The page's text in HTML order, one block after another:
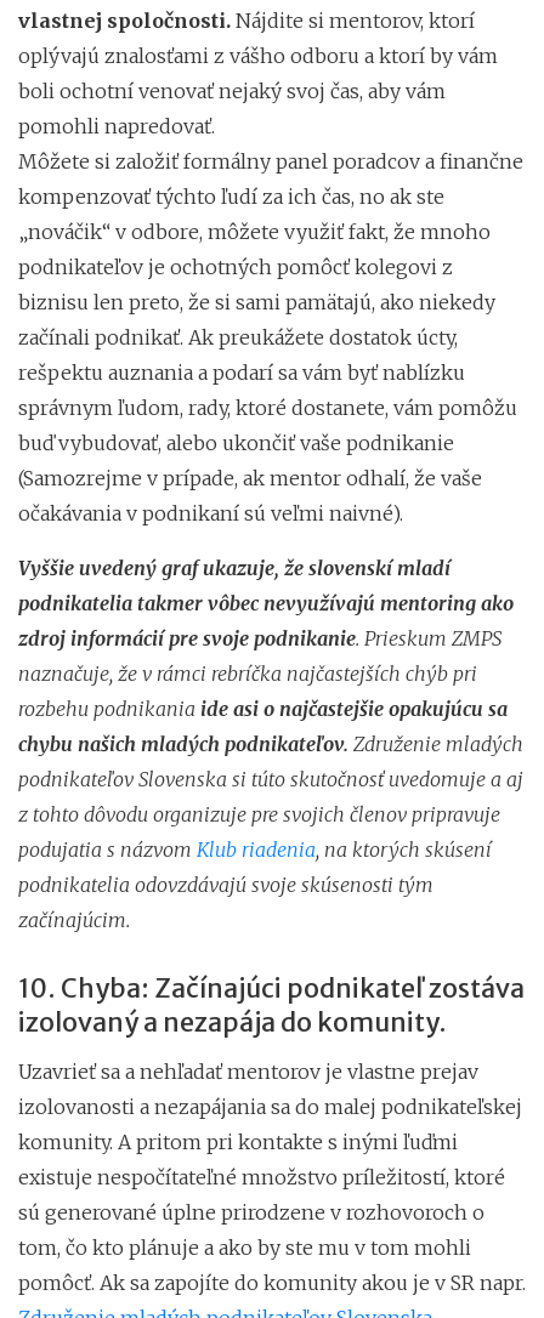
vlastnej spoločnosti. Nájdite si mentorov, ktorí
oplývajú znalosťami z vášho odboru a ktorí by vám
boli ochotní venovať nejaký svoj čas, aby vám
pomohli napredovať.
Môžete si založiť formálny panel poradcov a finančne
kompenzovať týchto ľudí za ich čas, no ak ste
„nováčik“ v odbore, môžete využiť fakt, že mnoho
podnikateľov je ochotných pomôcť kolegovi z
biznisu len preto, že si sami pamätajú, ako niekedy
začínali podnikať. Ak preukážete dostatok úcty,
rešpektu auznania a podarí sa vám byť nablízku
správnym ľudom, rady, ktoré dostanete, vám pomôžu
buď vybudovať, alebo ukončiť vaše podnikanie
(Samozrejme v prípade, ak mentor odhalí, že vaše
očakávania v podnikaní sú veľmi naivné).
Vyššie uvedený graf ukazuje, že slovenskí mladí
podnikatelia takmer vôbec nevyužívajú mentoring ako
zdroj informácií pre svoje podnikanie. Prieskum ZMPS
naznačuje, že v rámci rebríčka najčastejších chýb pri
rozbehu podnikania ide asi o najčastejšie opakujúcu sa
chybu našich mladých podnikateľov. Združenie mladých
podnikateľov Slovenska si túto skutočnosť uvedomuje a aj
z tohto dôvodu organizuje pre svojich členov pripravuje
podujatia s názvom Klub riadenia, na ktorých skúsení
podnikatelia odovzdávajú svoje skúsenosti tým
začínajúcim.
10. Chyba: Začínajúci podnikateľ zostáva
izolovaný a nezapája do komunity.
Uzavrieť sa a nehľadať mentorov je vlastne prejav
izolovanosti a nezapájania sa do malej podnikateľskej
komunity. A pritom pri kontakte s inými ľuďmi
existuje nespočítateľné množstvo príležitostí, ktoré
sú generované úplne prirodzene v rozhovoroch o
tom, čo kto plánuje a ako by ste mu v tom mohli
pomôcť. Ak sa zapojíte do komunity akou je v SR napr.